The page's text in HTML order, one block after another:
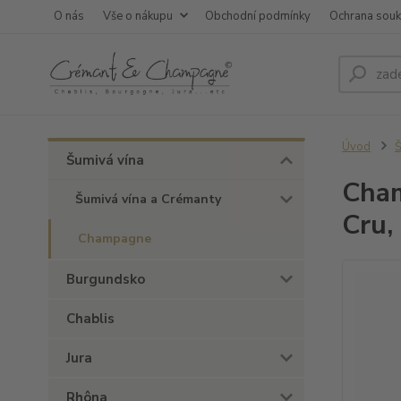
O nás Vše o nákupu Obchodní podmínky Ochrana
Šumivá vína
Šumivá vína a Crémanty
Champagne
Burgundsko
Chablis
Jura
Rhôna
Úvod